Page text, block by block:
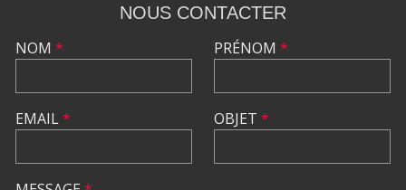
NOUS CONTACTER
NOM *
EMAIL*
PRÉNOM *
OBJET *